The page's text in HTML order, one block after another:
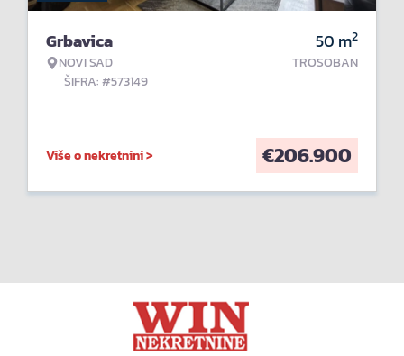
Grbavica
NOVI SAD
ŠIFRA: #573149
50 m2
TROSOBAN
Više o nekretnini > €206.900